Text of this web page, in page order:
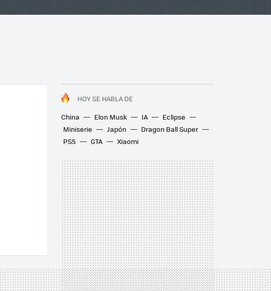
HOY SE HABLA DE
China
Elon Musk IA
Eclipse
Miniserie
Japón
Dragon Ball Super
PS5
GTA Xiaomi